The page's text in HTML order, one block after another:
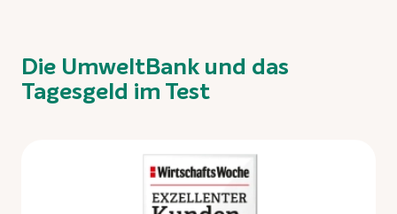
Die UmweltBank und das
Tagesgeld im Test